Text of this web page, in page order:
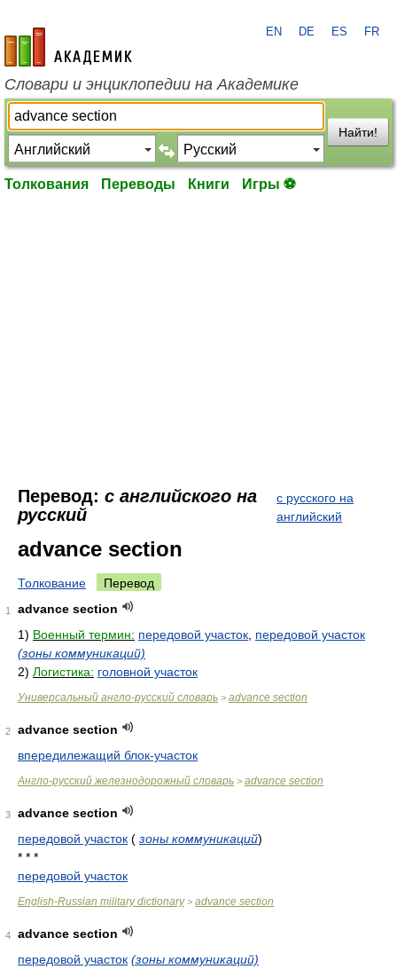
academic.ru
EN DE ES FR
Словари и энциклопедии на Академике
Найти!
Толкования Переводы Книги Игры ⚽
Перевод: с английского на
русский
с русского на
английский
advance section
Толкование Перевод
1
advance section
1) Военный термин: передовой участок передовой участок
(зоны коммуникаций)
2) Логистика: головной участок
Универсальный англо-русский словарь > advance section
2
advance section
впередилежащий блок-участок
Англо-русский железнодорожный словарь > advance section
3
advance section
передовой участок ( зоны коммуникаций)
* * *
передовой участок
English-Russian military dictionary> advance section
4
advance section
передовой участок (зоны коммуникаций)